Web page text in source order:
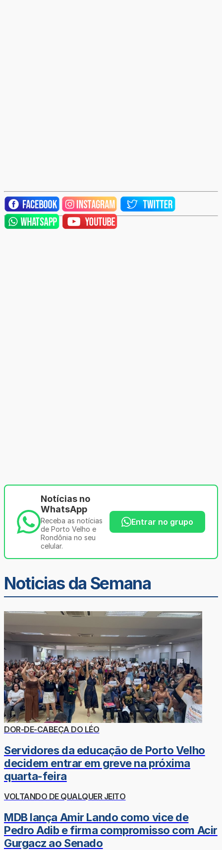
Notícias no
WhatsApp
Receba as notícias
de Porto Velho e
Rondônia no seu
celular.
Entrar no grupo
Noticias da Semana
DOR-DE-CABEÇA DO LÉO
Servidores da educação de Porto Velho
decidem entrar em greve na próxima
quarta-feira
VOLTANDO DE QUALQUER JEITO
MDB lança Amir Lando como vice de
Pedro Adib e firma compromisso com Acir
Gurgacz ao Senado